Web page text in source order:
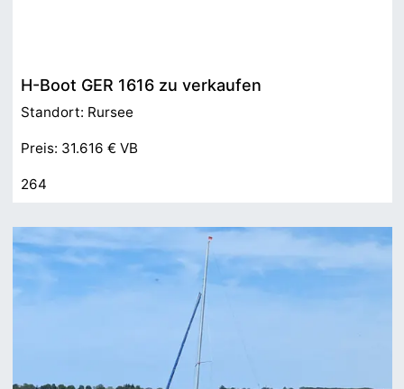
H-Boot GER 1616 zu verkaufen
Standort: Rursee
Preis: 31.616 € VB
264